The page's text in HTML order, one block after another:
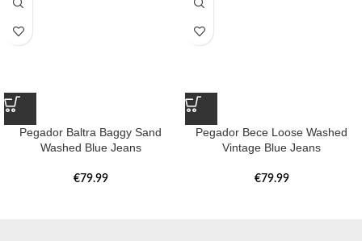
Pegador Baltra Baggy Sand
Washed Blue Jeans
€79.99
Pegador Bece Loose Washed
Vintage Blue Jeans
€79.99